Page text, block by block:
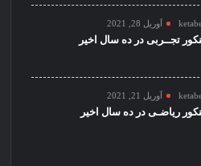
آوریل 28, 2021
تجــربی در ده سال اخیر
آوریل 21, 2021
ریاضـی در ده سال اخیر